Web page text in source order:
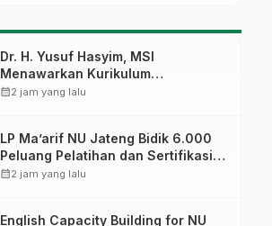
Dr. H. Yusuf Hasyim, MSI
Menawarkan Kurikulum
Diversifikasi, Harapan Baru dalam
calendar_month2 jam yang lalu
LP Ma’arif NU Jateng Bidik 6.000
Peluang Pelatihan dan Sertifikasi
bagi Lulusan SMK
calendar_month2 jam yang lalu
English Capacity Building for NU